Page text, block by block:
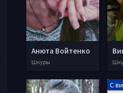
Анюта Войтенко
Шкуры
С